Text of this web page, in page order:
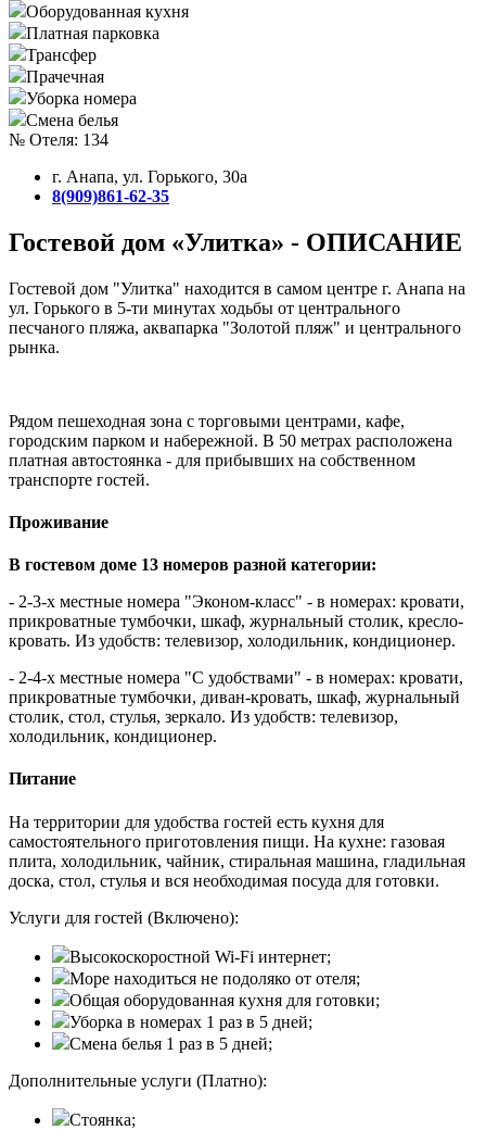
Оборудованная кухня
Платная парковка
Трансфер
Прачечная
Уборка номера
Смена белья
№ Отеля: 134
г. Анапа, ул. Горького, 30а
8(909)861-62-35
Гостевой дом «Улитка» - ОПИСАНИЕ
Гостевой дом "Улитка" находится в самом центре г. Анапа на
ул. Горького в 5-ти минутах ходьбы от центрального
песчаного пляжа, аквапарка "Золотой пляж" и центрального
рынка.
Рядом пешеходная зона с торговыми центрами, кафе,
городским парком и набережной. В 50 метрах расположена
платная автостоянка - для прибывших на собственном
транспорте гостей.
Проживание
В гостевом доме 13 номеров разной категории:
- 2-3-х местные номера "Эконом-класс" - в номерах: кровати,
прикроватные тумбочки, шкаф, журнальный столик, кресло-
кровать. Из удобств: телевизор, холодильник, кондиционер.
- 2-4-х местные номера "С удобствами" - в номерах: кровати,
прикроватные тумбочки, диван-кровать, шкаф, журнальный
столик, стол, стулья, зеркало. Из удобств: телевизор,
холодильник, кондиционер.
Питание
На территории для удобства гостей есть кухня для
самостоятельного приготовления пищи. На кухне: газовая
плита, холодильник, чайник, стиральная машина, гладильная
доска, стол, стулья и вся необходимая посуда для готовки.
Услуги для гостей (Включено):
Высокоскоростной Wi-Fi интернет;
Море находиться не подоляко от отеля;
Общая оборудованная кухня для готовки;
Уборка в номерах 1 раз в 5 дней;
Смена белья 1 раз в 5 дней;
Дополнительные услуги (Платно):
Стоянка;